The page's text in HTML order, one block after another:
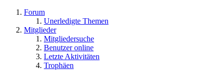
Forum
Unerledigte Themen
Mitglieder
Mitgliedersuche
Benutzer online
Letzte Aktivitäten
Trophäen